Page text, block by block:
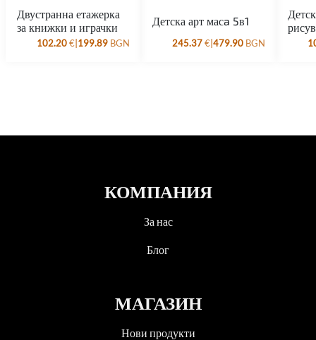
Двустранна етажерка
за книжки и играчки
102.20€|199.89 BGN
Детска арт масa 5в1
245.37€|479.90 BGN
КОМПАНИЯ
За нас
Блог
МАГАЗИН
Нови продукти